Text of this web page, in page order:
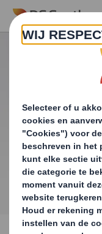
Skip to main content